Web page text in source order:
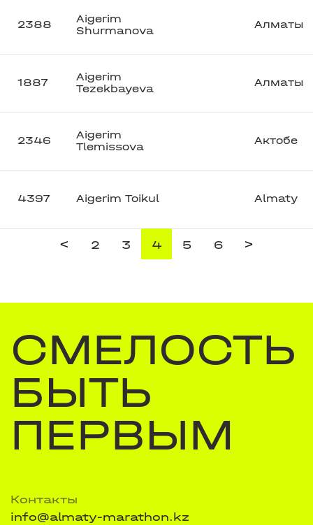
2388
Aigerim
Shurmanova
Алматы
1887
Aigerim
Tezekbayeva
Алматы
2346
Aigerim
Tlemissova
Актобе
4397 Aigerim Toikul Almaty
< 2 3 4 5 6 >
СМЕЛОСТЬ
БЫТЬ
ПЕРВЫМ
Контакты
info@almaty-marathon.kz